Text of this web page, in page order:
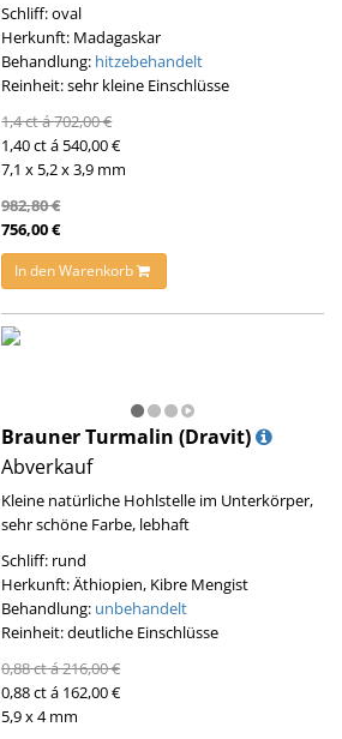
Schliff: oval
Herkunft: Madagaskar
Behandlung: hitzebehandelt
Reinheit: sehr kleine Einschlüsse
1,4 ct á 702,00 €
1,40 ct á 540,00 €
7,1 x 5,2 x 3,9 mm
982,80 €
756,00 €
In den Warenkorb
Brauner Turmalin (Dravit)
Abverkauf
Kleine natürliche Hohlstelle im Unterkörper,
sehr schöne Farbe, lebhaft
Schliff: rund
Herkunft: Äthiopien, Kibre Mengist
Behandlung: unbehandelt
Reinheit: deutliche Einschlüsse
0,88 ct á 216,00 €
0,88 ct á 162,00 €
5,9 x 4 mm